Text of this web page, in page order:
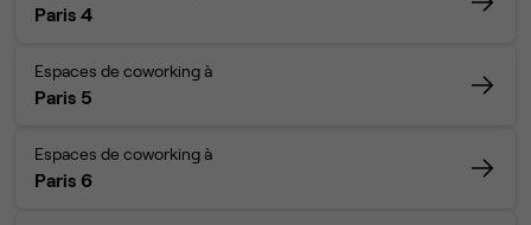
Paris 4
Espaces de coworking à
Paris 5
Espaces de coworking à
Paris 6